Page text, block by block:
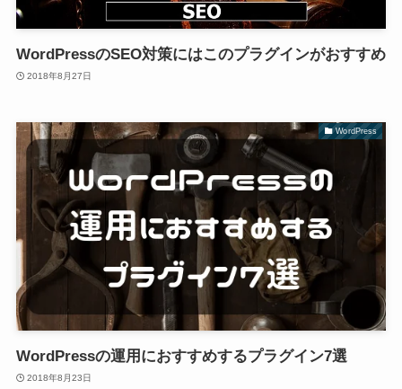
WordPressのSEO対策にはこのプラグインがおすすめ
2018年8月27日
WordPress
WordPressの運用におすすめするプラグイン7選
2018年8月23日